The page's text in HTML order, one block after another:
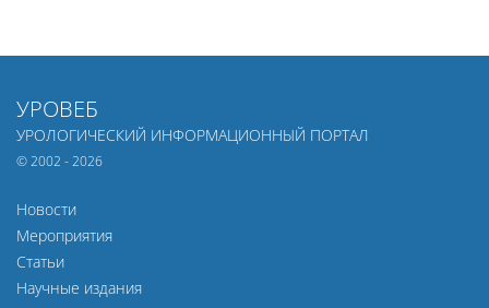
УРОВЕБ
УРОЛОГИЧЕСКИЙ ИНФОРМАЦИОННЫЙ ПОРТАЛ
© 2002 - 2026
Новости
Мероприятия
Статьи
Научные издания